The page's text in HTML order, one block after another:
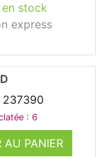
stock
express
AU PANIER
237390
: 6